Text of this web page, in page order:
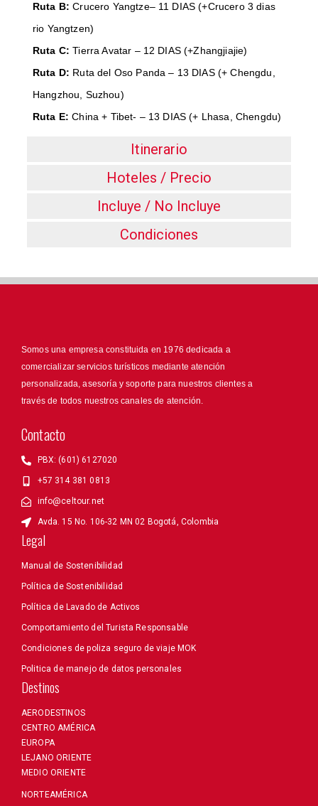
Itinerario
Hoteles / Precio
Incluye / No Incluye
Condiciones
Ruta B: Crucero Yangtze– 11 DIAS (+Crucero 3 dias
rio Yangtzen)
Ruta C: Tierra Avatar – 12 DIAS (+Zhangjiajie)
Ruta D: Ruta del Oso Panda – 13 DIAS (+ Chengdu,
Hangzhou, Suzhou)
Ruta E: China + Tibet- – 13 DIAS (+ Lhasa, Chengdu)
Somos una empresa constituida en 1976 dedicada a
comercializar servicios turísticos mediante atención
personalizada, asesoría y soporte para nuestros clientes a
través de todos nuestros canales de atención.
Contacto
PBX: (601) 6127020
+57 314 381 0813
info@celtour.net
Avda. 15 No. 106-32 MN 02 Bogotá, Colombia
Legal
Manual de Sostenibilidad
Política de Sostenibilidad
Política de Lavado de Activos
Comportamiento del Turista Responsable
Condiciones de poliza seguro de viaje MOK
Politica de manejo de datos personales
Destinos
AERODESTINOS
CENTRO AMÉRICA
EUROPA
LEJANO ORIENTE
MEDIO ORIENTE
NORTEAMÉRICA